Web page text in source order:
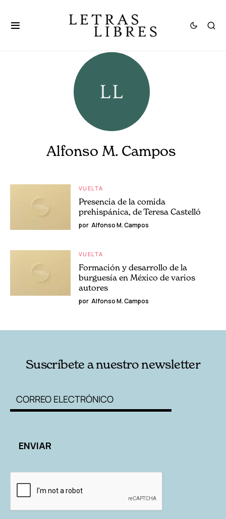
Alfonso M. Campos
VUELTA
Presencia de la comida
prehispánica, de Teresa Castelló
por Alfonso M. Campos
VUELTA
Formación y desarrollo de la
burguesía en México de varios
autores
por Alfonso M. Campos
Suscríbete a nuestro newsletter